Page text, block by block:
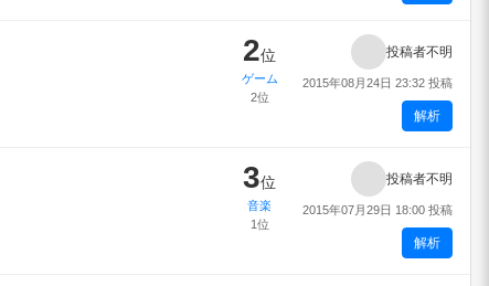
2位
ゲーム
2位
投稿者不明
2015年08月24日 23:32 投稿
解析
3位
音楽
1位
投稿者不明
2015年07月29日 18:00 投稿
解析